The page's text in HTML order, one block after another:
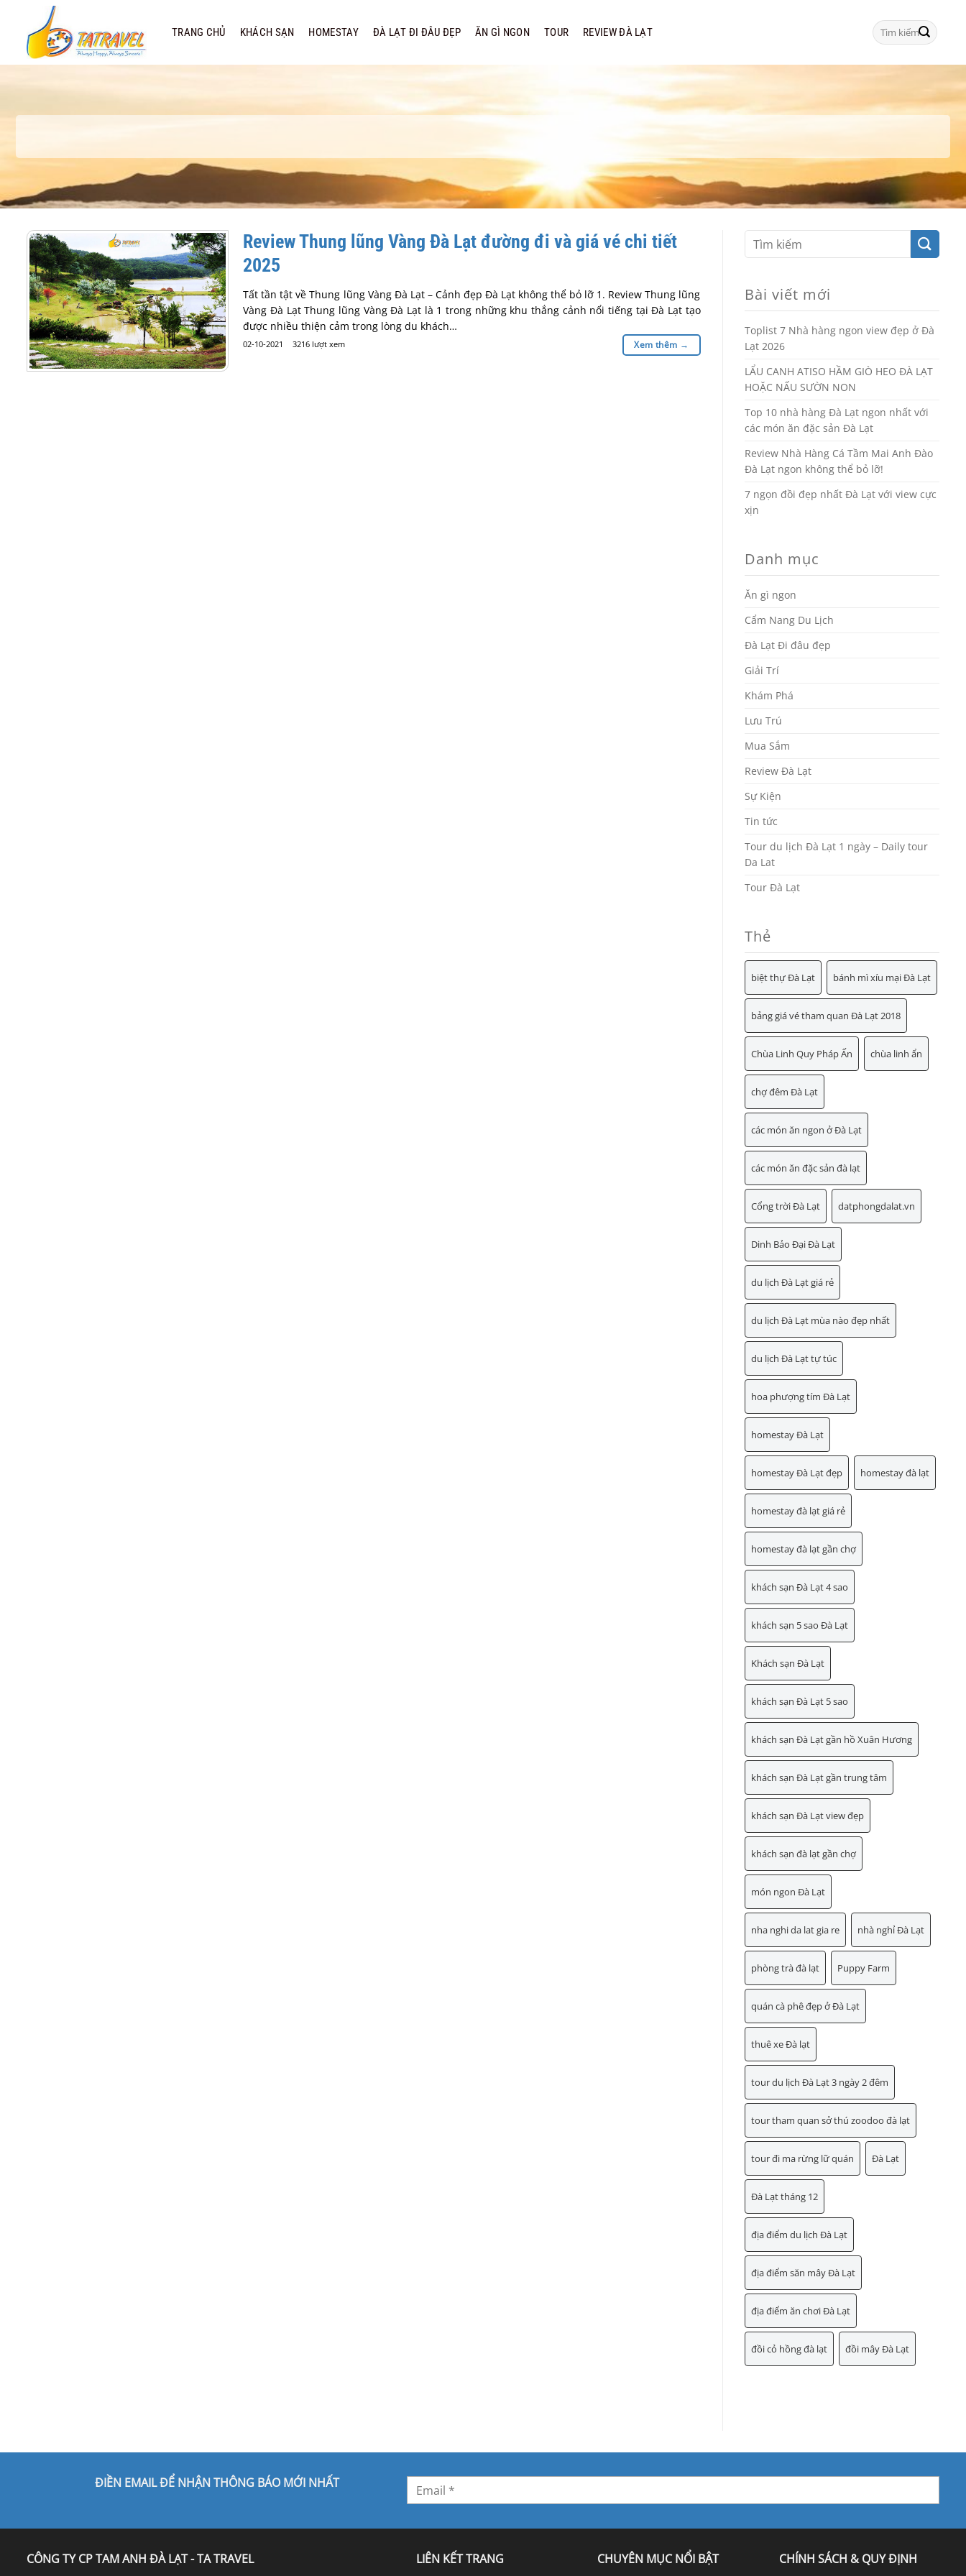
dung
TRANG CHỦ KHÁCH SẠN HOMESTAY ĐÀ LẠT ĐI ĐÂU ĐẸP ĂN GÌ NGON TOUR REVIEW ĐÀ LẠT
Tìm
kiếm:
Review Thung lũng Vàng Đà Lạt đường đi và giá vé chi tiết
2025
Tất tần tật về Thung lũng Vàng Đà Lạt – Cảnh đẹp Đà Lạt không thể bỏ lỡ 1. Review Thung lũng
Vàng Đà Lạt Thung lũng Vàng Đà Lạt là 1 trong những khu thắng cảnh nổi tiếng tại Đà Lạt tạo
được nhiều thiện cảm trong lòng du khách…
02-10-2021 3216 lượt xem Xem thêm →
Bài viết mới
Toplist 7 Nhà hàng ngon view đẹp ở Đà
Lạt 2026
LẨU CANH ATISO HẦM GIÒ HEO ĐÀ LẠT
HOẶC NẤU SƯỜN NON
Top 10 nhà hàng Đà Lạt ngon nhất với
các món ăn đặc sản Đà Lạt
Review Nhà Hàng Cá Tầm Mai Anh Đào
Đà Lạt ngon không thể bỏ lỡ!
7 ngọn đồi đẹp nhất Đà Lạt với view cực
xịn
Danh mục
Ăn gì ngon
Cẩm Nang Du Lịch
Đà Lạt Đi đâu đẹp
Giải Trí
Khám Phá
Lưu Trú
Mua Sắm
Review Đà Lạt
Sự Kiện
Tin tức
Tour du lịch Đà Lạt 1 ngày – Daily tour
Da Lat
Tour Đà Lạt
Thẻ
biệt thự Đà Lạt bánh mì xíu mại Đà Lạt
bảng giá vé tham quan Đà Lạt 2018
Chùa Linh Quy Pháp Ấn chùa linh ẩn
chợ đêm Đà Lạt
các món ăn ngon ở Đà Lạt
các món ăn đặc sản đà lạt
Cổng trời Đà Lạt datphongdalat.vn
Dinh Bảo Đại Đà Lạt
du lịch Đà Lạt giá rẻ
du lịch Đà Lạt mùa nào đẹp nhất
du lịch Đà Lạt tự túc
hoa phượng tím Đà Lạt
homestay Đà Lạt
homestay Đà Lạt đẹp homestay đà lạt
homestay đà lạt giá rẻ
homestay đà lạt gần chợ
khách sạn Đà Lạt 4 sao
khách sạn 5 sao Đà Lạt
Khách sạn Đà Lạt
khách sạn Đà Lạt 5 sao
khách sạn Đà Lạt gần hồ Xuân Hương
khách sạn Đà Lạt gần trung tâm
khách sạn Đà Lạt view đẹp
khách sạn đà lạt gần chợ
món ngon Đà Lạt
nha nghi da lat gia re nhà nghỉ Đà Lạt
phòng trà đà lạt Puppy Farm
quán cà phê đẹp ở Đà Lạt
thuê xe Đà lạt
tour du lịch Đà Lạt 3 ngày 2 đêm
tour tham quan sở thú zoodoo đà lạt
tour đi ma rừng lữ quán Đà Lạt
Đà Lạt tháng 12
địa điểm du lịch Đà Lạt
địa điểm săn mây Đà Lạt
địa điểm ăn chơi Đà Lạt
đồi cỏ hồng đà lạt đồi mây Đà Lạt
ĐIỀN EMAIL ĐỂ NHẬN THÔNG BÁO MỚI NHẤT
CÔNG TY CP TAM ANH ĐÀ LẠT - TA TRAVEL LIÊN KẾT TRANG CHUYÊN MỤC NỔI BẬT CHÍNH SÁCH & QUY ĐỊNH